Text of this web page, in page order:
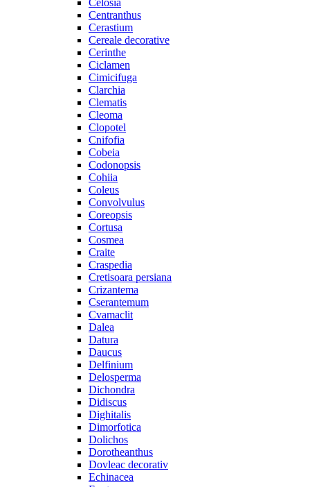
Celosia
Centranthus
Cerastium
Cereale decorative
Cerinthe
Ciclamen
Cimicifuga
Clarchia
Clematis
Cleoma
Clopotel
Cnifofia
Cobeia
Codonopsis
Cohiia
Coleus
Convolvulus
Coreopsis
Cortusa
Cosmea
Craite
Craspedia
Cretisoara persiana
Crizantema
Cserantemum
Cvamaclit
Dalea
Datura
Daucus
Delfinium
Delosperma
Dichondra
Didiscus
Dighitalis
Dimorfotica
Dolichos
Dorotheanthus
Dovleac decorativ
Echinacea